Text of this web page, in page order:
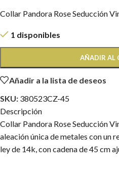
Collar Pandora Rose Seducción
1 disponibles
AÑADIR AL
Añadir a la lista de deseos
SKU: 380523CZ-45
Descripción
Collar Pandora Rose Seducción
aleación única de metales con un
ley de 14k, con cadena de 45 cm